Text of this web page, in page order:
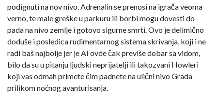
podignuti na nov nivo. Adrenalin se prenosi na igrača veoma
verno, te male greške u parkuru ili borbi mogu dovesti do
pada na nivo zemlje i gotovo sigurne smrti. Ovo je delimično
doduše i posledica rudimentarnog sistema skrivanja, koji i ne
radi baš najbolje jer je AI ovde čak previše dobar sa vidom,
bilo da su u pitanju ljudski neprijatelji ili takozvani Howleri
koji vas odmah primete čim padnete na ulični nivo Grada
prilikom noćnog avanturisanja.